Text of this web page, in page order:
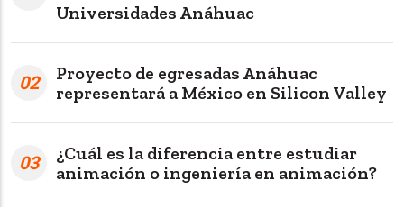
Universidades Anáhuac
02
Proyecto de egresadas Anáhuac
representará a México en Silicon Valley
03
¿Cuál es la diferencia entre estudiar
animación o ingeniería en animación?